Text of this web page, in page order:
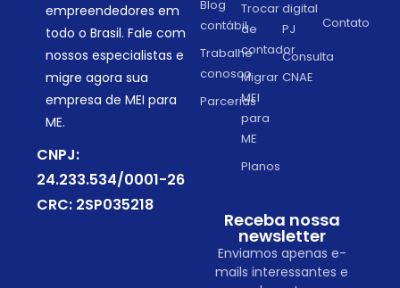
empreendedores em
todo o Brasil. Fale com
nossos especialistas e
migre agora sua
empresa de MEI para
ME.
CNPJ:
24.233.534/0001-26
CRC: 2SP035218
Blog
contábil
Trabalhe
conosco
Parcerias
Trocar
de
contador
Migrar
MEI
para
ME
Planos
digital
PJ
Consulta
CNAE
Contato
Receba nossa
newsletter
Enviamos apenas e-
mails interessantes e